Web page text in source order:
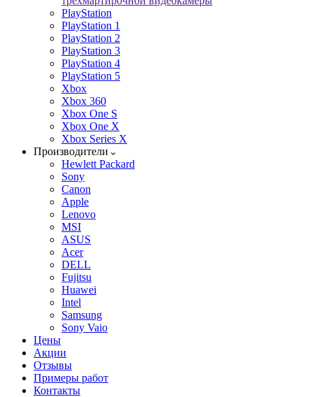
PlayStation
PlayStation 1
PlayStation 2
PlayStation 3
PlayStation 4
PlayStation 5
Xbox
Xbox 360
Xbox One S
Xbox One X
Xbox Series X
Производители
Hewlett Packard
Sony
Canon
Apple
Lenovo
MSI
ASUS
Acer
DELL
Fujitsu
Huawei
Intel
Samsung
Sony Vaio
Цены
Акции
Отзывы
Примеры работ
Контакты